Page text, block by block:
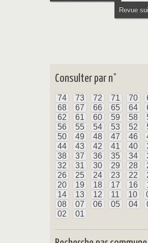
Revue
Consulter par n°
74 73 72 71 70
68
67 66 65 64
62
61 60 59 58
56
55 54 53 52
50
49 48 47 46
44
43 42 41 40
38
37 36 35 34
32
31 30 29 28
26
25 24 23 22
20
19 18 17 16
14
13 12 11 10
08
07 06 05 04
02
01